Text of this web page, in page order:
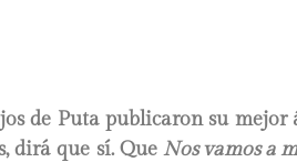
de Puta publicaron su
dirá que sí. Que Nos vamos a